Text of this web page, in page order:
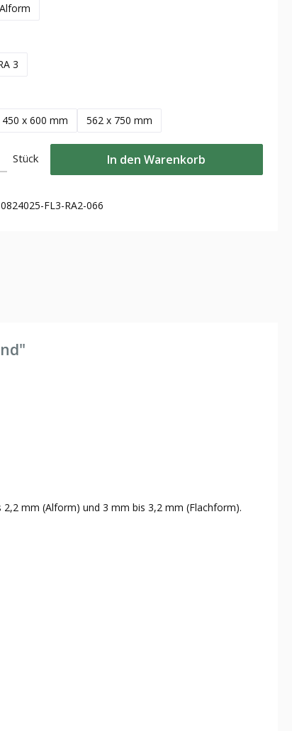
Alform
3
450 x 600 mm 562 x 750 mm
Stück In den Warenkorb
FL3-RA2-066
mm (Alform) und 3 mm bis 3,2 mm (Flachform).